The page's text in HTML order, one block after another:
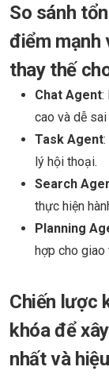
So sánh
điểm mạnh
thay thế
Chat Agent:
cao và dễ
Task Agent
lý hội thoại.
Search
thực hiện
Planning
hợp cho
Chiến lược
khóa để
nhất và